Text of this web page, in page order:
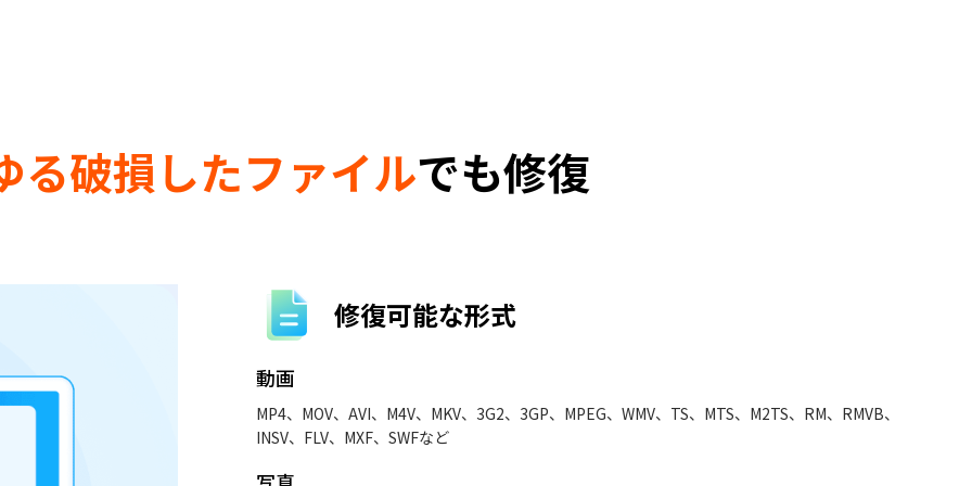
る破損したファイルでも修復
修復可能な形式
動画
MP4、MOV、AVI、M4V、MKV、3G2、3GP、MPEG、WMV、TS、MTS、M2TS、RM、RMVB、
INSV、FLV、MXF、SWFなど